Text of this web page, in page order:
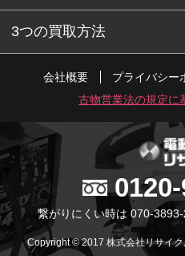
3つの買取方法
会社概要 プライバシー
古物営業法の規定に
繋がりにくい時は 070-
Copyright © 2017 株式会社リサイ